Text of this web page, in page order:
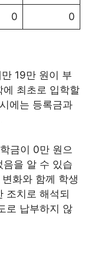
0 0
19만 원이 부
에 최초로 입학할
에는 등록금과
금이 0만 원으
음을 알 수 있습
화와 함께 학생
조치로 해석되
로 납부하지 않